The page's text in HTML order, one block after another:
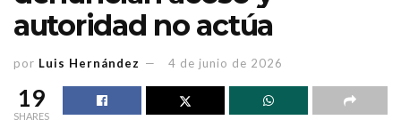
autoridad no actúa
por Luis Hernández 4 de junio de 2026
19
SHARES